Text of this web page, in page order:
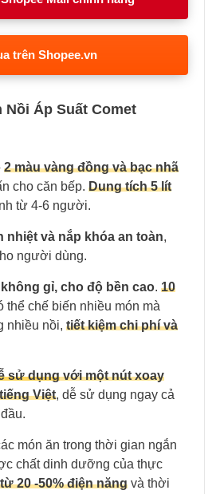
trên Shopee.vn
Áp Suất Comet
2 màu vàng đồng và bạc nhã
cho căn bếp. Dung tích 5 lít
từ 4-6 người.
nhiệt và nắp khóa an toàn,
người dùng.
gỉ, cho độ bền cao. 10
thể chế biến nhiều món mà
nhiều nồi, tiết kiệm chi phí và
sử dụngvới một nút xoay
Việt, dễ sử dụng ngay cả
món ăn trong thời gian ngắn
chất dinh dưỡng của thực
20 -50% điện năng và thời